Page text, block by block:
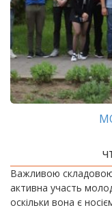
Важливою складовою
активна участь
оскільки вона є